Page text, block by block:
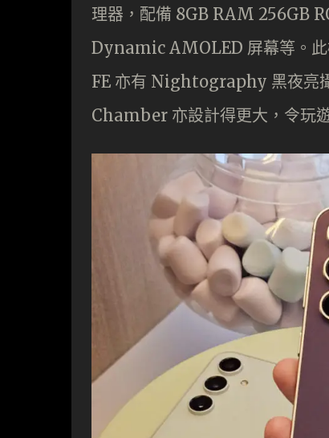
理器，配備 8GB RAM 256GB
Dynamic AMOLED 屏幕等。此
FE 亦有 Nightography 黑夜亮
Chamber 亦設計得更大，令玩